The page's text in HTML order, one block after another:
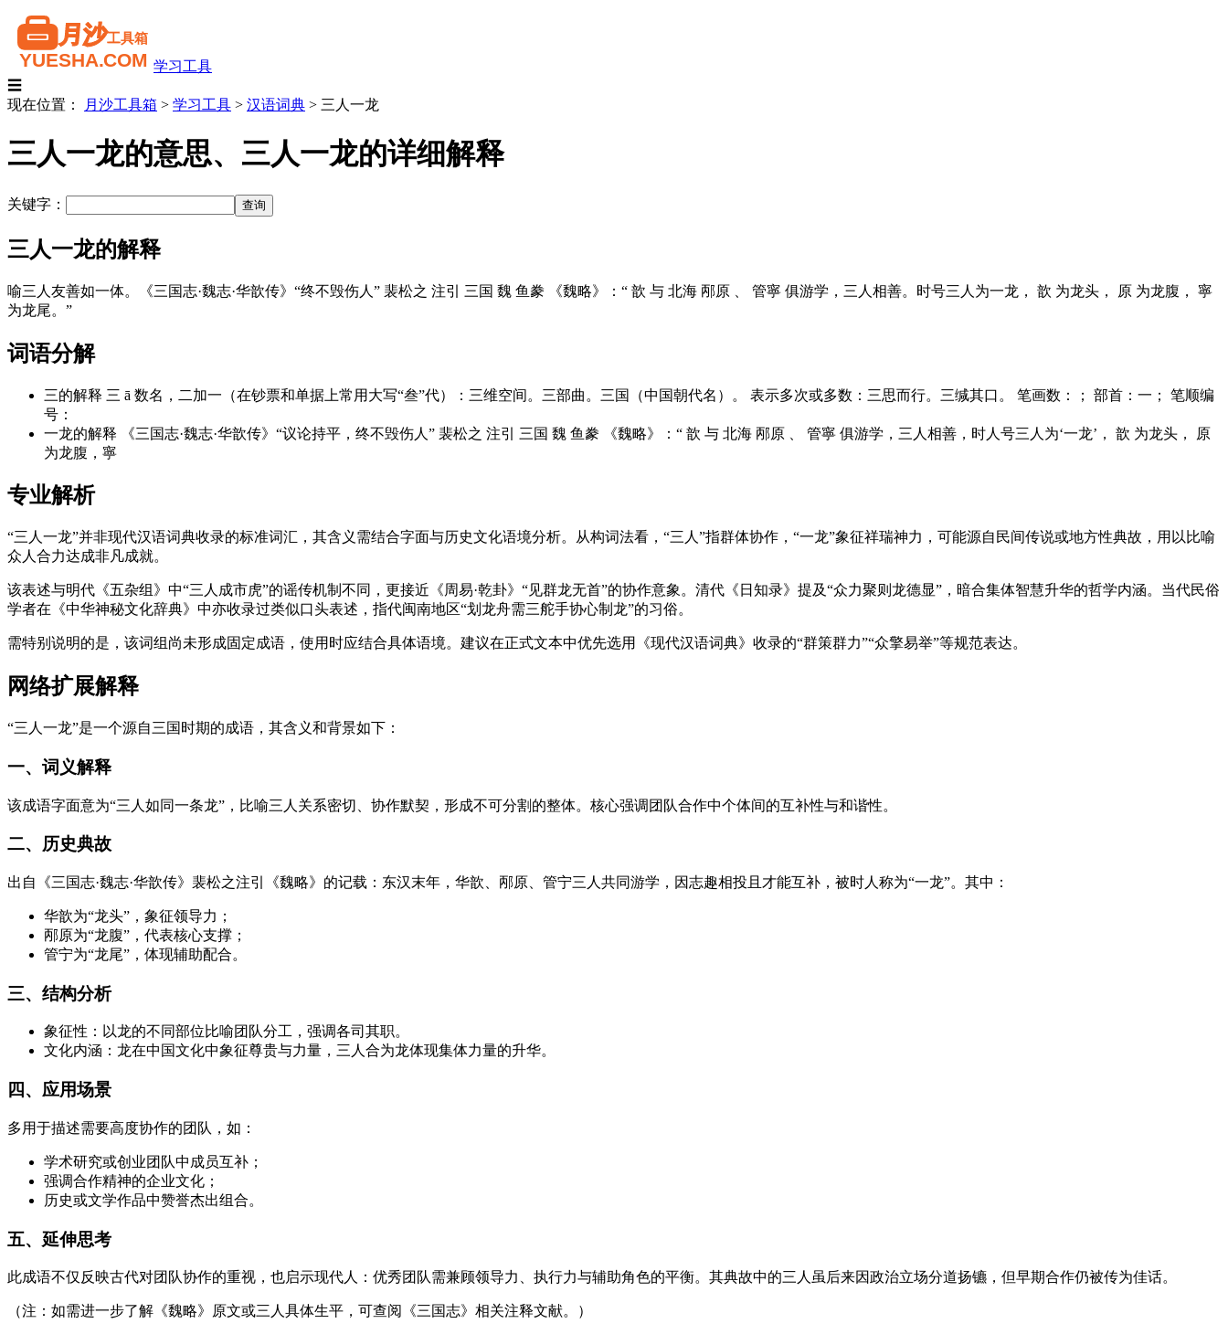
学习工具
☰
现在位置：
月沙工具箱 > 学习工具 > 汉语词典 > 三人一龙
三人一龙的意思、三人一龙的详细解释
关键字：
三人一龙的解释
喻三人友善如一体。《三国志·魏志·华歆传》“终不毁伤人” 裴松之 注引 三国 魏 鱼豢 《魏略》：“ 歆 与 北海 邴原 、 管寧 俱游学，三人相善。时号三人为一龙， 歆 为龙头， 原 为龙腹， 寧
为龙尾。”
词语分解
三的解释 三 ā 数名，二加一（在钞票和单据上常用大写“叁”代）：三维空间。三部曲。三国（中国朝代名）。 表示多次或多数：三思而行。三缄其口。 笔画数：； 部首：一； 笔顺编
号：
一龙的解释 《三国志·魏志·华歆传》“议论持平，终不毁伤人” 裴松之 注引 三国 魏 鱼豢 《魏略》：“ 歆 与 北海 邴原 、 管寧 俱游学，三人相善，时人号三人为‘一龙’， 歆 为龙头， 原
为龙腹，寧
专业解析
“三人一龙”并非现代汉语词典收录的标准词汇，其含义需结合字面与历史文化语境分析。从构词法看，“三人”指群体协作，“一龙”象征祥瑞神力，可能源自民间传说或地方性典故，用以比喻
众人合力达成非凡成就。
该表述与明代《五杂组》中“三人成市虎”的谣传机制不同，更接近《周易·乾卦》“见群龙无首”的协作意象。清代《日知录》提及“众力聚则龙德显”，暗合集体智慧升华的哲学内涵。当代民俗
学者在《中华神秘文化辞典》中亦收录过类似口头表述，指代闽南地区“划龙舟需三舵手协心制龙”的习俗。
需特别说明的是，该词组尚未形成固定成语，使用时应结合具体语境。建议在正式文本中优先选用《现代汉语词典》收录的“群策群力”“众擎易举”等规范表达。
网络扩展解释
“三人一龙”是一个源自三国时期的成语，其含义和背景如下：
一、词义解释
该成语字面意为“三人如同一条龙”，比喻三人关系密切、协作默契，形成不可分割的整体。核心强调团队合作中个体间的互补性与和谐性。
二、历史典故
出自《三国志·魏志·华歆传》裴松之注引《魏略》的记载：东汉末年，华歆、邴原、管宁三人共同游学，因志趣相投且才能互补，被时人称为“一龙”。其中：
华歆为“龙头”，象征领导力；
邴原为“龙腹”，代表核心支撑；
管宁为“龙尾”，体现辅助配合。
三、结构分析
象征性：以龙的不同部位比喻团队分工，强调各司其职。
文化内涵：龙在中国文化中象征尊贵与力量，三人合为龙体现集体力量的升华。
四、应用场景
多用于描述需要高度协作的团队，如：
学术研究或创业团队中成员互补；
强调合作精神的企业文化；
历史或文学作品中赞誉杰出组合。
五、延伸思考
此成语不仅反映古代对团队协作的重视，也启示现代人：优秀团队需兼顾领导力、执行力与辅助角色的平衡。其典故中的三人虽后来因政治立场分道扬镳，但早期合作仍被传为佳话。
（注：如需进一步了解《魏略》原文或三人具体生平，可查阅《三国志》相关注释文献。）